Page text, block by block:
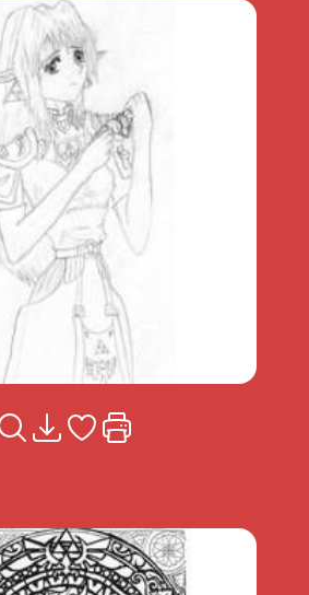
la fiche
Télécharger
Ajouter à mes coups de
Imprimer